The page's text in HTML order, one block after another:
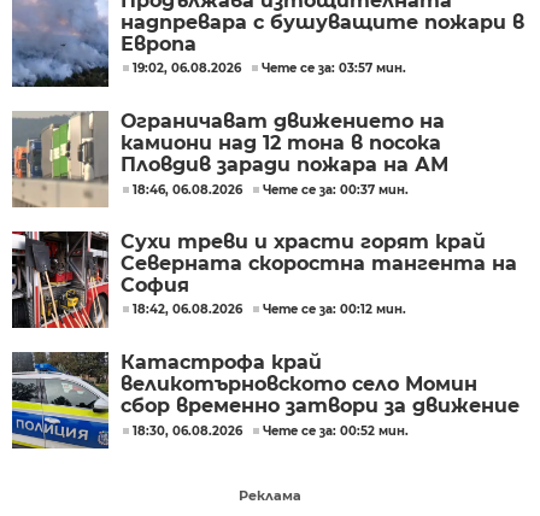
надпревара с бушуващите пожари в
Европа
19:02, 06.08.2026 Чете се за: 03:57 мин.
Ограничават движението на
камиони над 12 тона в посока
Пловдив заради пожара на АМ
"Тракия"
18:46, 06.08.2026 Чете се за: 00:37 мин.
Сухи треви и храсти горят край
Северната скоростна тангента на
София
18:42, 06.08.2026 Чете се за: 00:12 мин.
Катастрофа край
великотърновското село Момин
сбор временно затвори за движение
главния път София – Варна
18:30, 06.08.2026 Чете се за: 00:52 мин.
Реклама